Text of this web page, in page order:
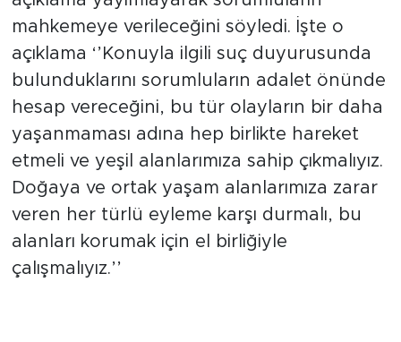
mahkemeye verileceğini söyledi. İşte o
açıklama ‘’Konuyla ilgili suç duyurusunda
bulunduklarını sorumluların adalet önünde
hesap vereceğini, bu tür olayların bir daha
yaşanmaması adına hep birlikte hareket
etmeli ve yeşil alanlarımıza sahip çıkmalıyız.
Doğaya ve ortak yaşam alanlarımıza zarar
veren her türlü eyleme karşı durmalı, bu
alanları korumak için el birliğiyle
çalışmalıyız.’’
Ekonomi
Hava Durumu
Tavz Der
Bingöl Kaza Haberleri